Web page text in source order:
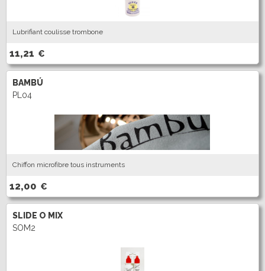
Lubrifiant coulisse trombone
11,21 €
BAMBÚ
PL04
Chiffon microfibre tous instruments
12,00 €
SLIDE O MIX
SOM2